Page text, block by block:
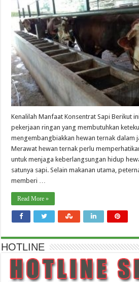
Kenalilah Manfaat Konsentrat Sapi Berikut
pekerjaan ringan yang membutuhkan
mengembangbiakkan hewan ternak dalam
Merawat hewan ternak perlu
untuk menjaga keberlangsungan hidup
satunya sapi. Selain makanan utama,
memberi …
Read More »
HOTLINE